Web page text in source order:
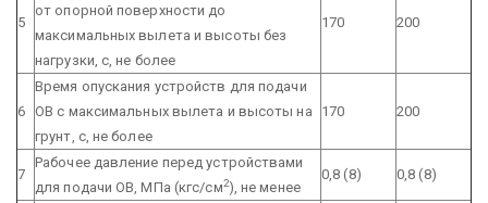
5
от опорной поверхности до
максимальных вылета и высоты без
нагрузки, с, не более
170 200
6
Время опускания устройств для подачи
ОВ с максимальных вылета и высоты на
грунт, с, не более
170 200
7
Рабочее давление перед устройствами
для подачи ОВ, МПа (кгс/см2), не менее
0,8 (8) 0,8 (8)